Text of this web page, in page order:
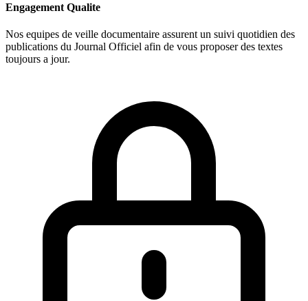
Engagement Qualite
Nos equipes de veille documentaire assurent un suivi quotidien des
publications du Journal Officiel afin de vous proposer des textes
toujours a jour.